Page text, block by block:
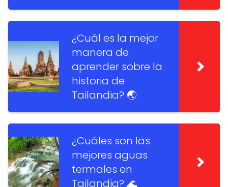
¿Cuál es la mejor
manera de
aprender sobre la
historia de
Tailandia? 🌏
¿Cuáles son las
mejores aguas
termales en
Tailandia? 🌊